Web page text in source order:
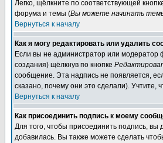
Легко, щёлкните по соответствующей
форума и темы (Вы можете начинать
Вернуться к началу
Как я могу редактировать или удалить
Если вы не администратор или модератор
создания) щёлкнув по кнопке
сообщение. Эта надпись не появляется,
сказано, почему они это сделали). Учтите,
Вернуться к началу
Как присоединить подпись к моему
Для того, чтобы присоединить подпись,
добавилась. Вы также можете сделать